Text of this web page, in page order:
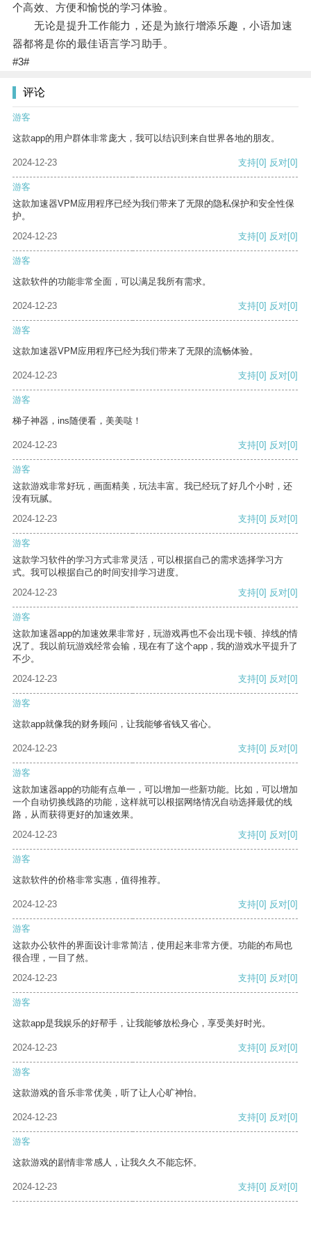
个高效、方便和愉悦的学习体验。
无论是提升工作能力，还是为旅行增添乐趣，小语加速
器都将是你的最佳语言学习助手。
#3#
评论
游客
这款app的用户群体非常庞大，我可以结识到来自世界各地的朋友。
2024-12-23 支持[0] 反对[0]
游客
这款加速器VPM应用程序已经为我们带来了无限的隐私保护和安全性保
护。
2024-12-23
支持[0] 反对[0]
游客
这款软件的功能非常全面，可以满足我所有需求。
2024-12-23 支持[0] 反对[0]
游客
这款加速器VPM应用程序已经为我们带来了无限的流畅体验。
2024-12-23 支持[0] 反对[0]
游客
梯子神器，ins随便看，美美哒！
2024-12-23 支持[0] 反对[0]
游客
这款游戏非常好玩，画面精美，玩法丰富。我已经玩了好几个小时，还
没有玩腻。
2024-12-23
支持[0] 反对[0]
游客
这款学习软件的学习方式非常灵活，可以根据自己的需求选择学习方
式。我可以根据自己的时间安排学习进度。
2024-12-23
支持[0] 反对[0]
游客
这款加速器app的加速效果非常好，玩游戏再也不会出现卡顿、掉线的情
况了。我以前玩游戏经常会输，现在有了这个app，我的游戏水平提升了
不少。
2024-12-23
支持[0] 反对[0]
游客
这款app就像我的财务顾问，让我能够省钱又省心。
2024-12-23 支持[0] 反对[0]
游客
这款加速器app的功能有点单一，可以增加一些新功能。比如，可以增加
一个自动切换线路的功能，这样就可以根据网络情况自动选择最优的线
路，从而获得更好的加速效果。
2024-12-23
支持[0] 反对[0]
游客
这款软件的价格非常实惠，值得推荐。
2024-12-23 支持[0] 反对[0]
游客
这款办公软件的界面设计非常简洁，使用起来非常方便。功能的布局也
很合理，一目了然。
2024-12-23
支持[0] 反对[0]
游客
这款app是我娱乐的好帮手，让我能够放松身心，享受美好时光。
2024-12-23 支持[0] 反对[0]
游客
这款游戏的音乐非常优美，听了让人心旷神怡。
2024-12-23 支持[0] 反对[0]
游客
这款游戏的剧情非常感人，让我久久不能忘怀。
2024-12-23 支持[0] 反对[0]